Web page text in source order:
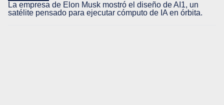
La empresa de Elon Musk mostró el diseño de AI1, un
satélite pensado para ejecutar cómputo de IA en órbita.